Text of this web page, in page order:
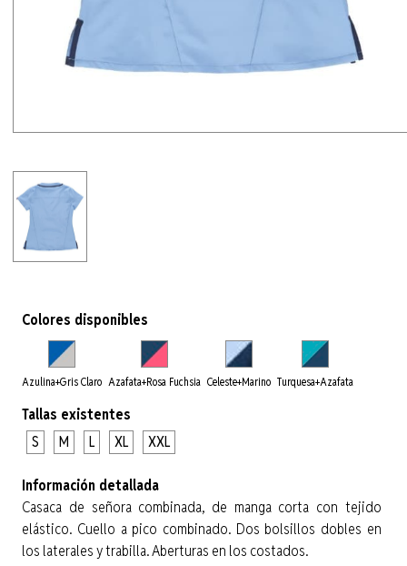
Colores disponibles
Azulina+Gris Claro Azafata+Rosa Fuchsia Celeste+Marino Turquesa+Azafata
Tallas existentes
S
M L XL XXL
Información detallada
Casaca de señora combinada, de manga corta con tejido
elástico. Cuello a pico combinado. Dos bolsillos dobles en
los laterales y trabilla. Aberturas en los costados.